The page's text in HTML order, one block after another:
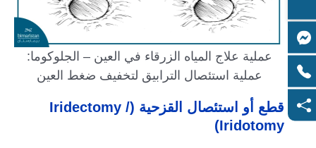
عملية علاج المياه الزرقاء في العين – الجلوكوما:
عملية استئصال الترابيق لتخفيف ضغط العين
قطع أو استئصال القزحية (Iridectomy /
Iridotomy)